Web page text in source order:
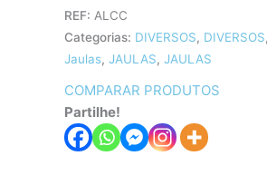
REF: ALCC
Categorias: DIVERSOS, DIVERSOS,
Jaulas, JAULAS, JAULAS
COMPARAR PRODUTOS
Partilhe!